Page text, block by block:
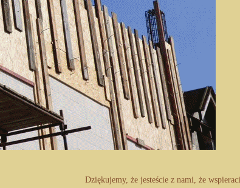
Dziękujemy, że jesteście z nami, że